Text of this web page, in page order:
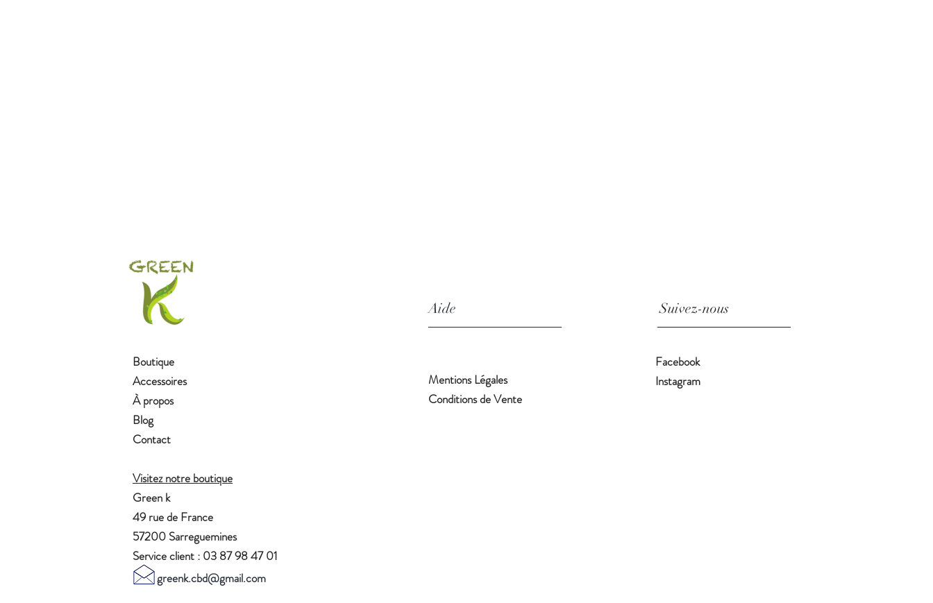
Boutique
Accessoires
À propos
Blog
Contact
Visitez notre boutique
Green k
49 rue de France
57200 Sarreguemines
Service client : 03 87 98 47 01
greenk.cbd@gmail.com
Aide
Mentions Légales
Conditions de Vente
Suivez-nous
Facebook
Instagram